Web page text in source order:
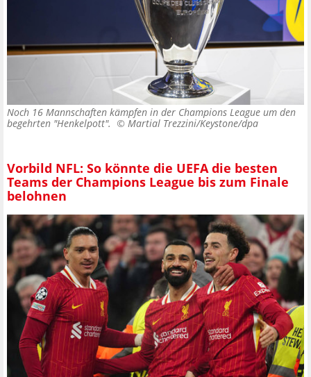
Noch 16 Mannschaften kämpfen in der Champions League um den
begehrten "Henkelpott". © Martial Trezzini/Keystone/dpa
Vorbild NFL: So könnte die UEFA die besten
Teams der Champions League bis zum Finale
belohnen